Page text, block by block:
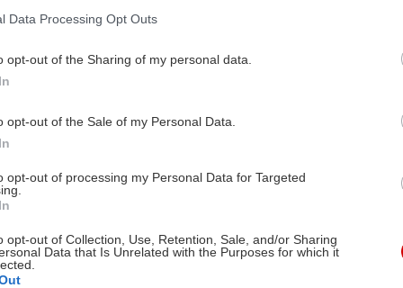
Data Processing Opt Outs
opt-out of the Sharing of my personal data.
opt-out of the Sale of my Personal Data.
opt-out of processing my Personal Data for Targeted
opt-out of Collection, Use, Retention, Sale, and/or Sharing
Data that Is Unrelated with the Purposes for which it